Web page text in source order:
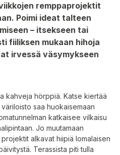
remppaprojektit
Poimi ideat talteen
– itsekseen tai
fiiliksen mukaan hihoja
irvessä väsymykseen
kahveja hörppiä. Katse kiertää
saa huokaisemaan
katkaisee vilkaisu
Jo muutamaan
alkavat hiipiä lomalaisen
Terassista piti tulla